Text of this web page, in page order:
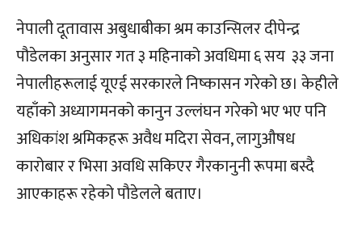
नेपाली दूतावास अबुधाबीका श्रम काउन्सिलर दीपेन्द्र
पौडेलका अनुसार गत ३ महिनाको अवधिमा ६ सय ३३ जना
नेपालीहरूलाई यूएई सरकारले निष्कासन गरेको छ। केहीले
यहाँको अध्यागमनको कानुन उल्लंघन गरेको भए भए पनि
अधिकांश श्रमिकहरू अवैध मदिरा सेवन, लागुऔषध
कारोबार र भिसा अवधि सकिएर गैरकानुनी रूपमा बस्दै
आएकाहरू रहेको पौडेलले बताए।